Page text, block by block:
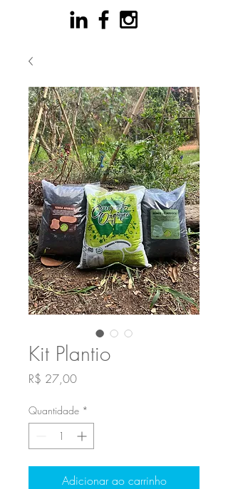
Kit Plantio
R$ 27,00Preço
Quantidade *
Adicionar ao carrinho